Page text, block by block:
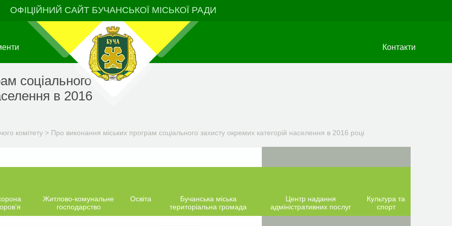
ОФІЦІЙНИЙ САЙТ БУЧАНСЬКОЇ МІСЬКОЇ РАДИ
Контакти
соціального
в 2016
комітету > Про виконання міських програм соціального захисту окремих категорій населення в 2016 році
Житлово-комунальне
господарство
Освіта
Бучанська міська
територіальна громада
Центр надання
адміністративних послуг
Культура та
спорт